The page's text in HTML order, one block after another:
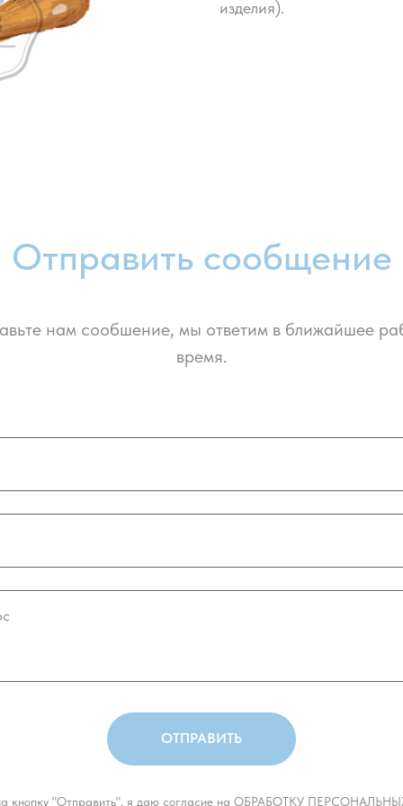
изделия).
Отправить сообщение
нам сообшение, мы ответим в ближайшее
время.
ОТПРАВИТЬ
кнопку "Отправить", я даю согласие на ОБРАБОТКУ